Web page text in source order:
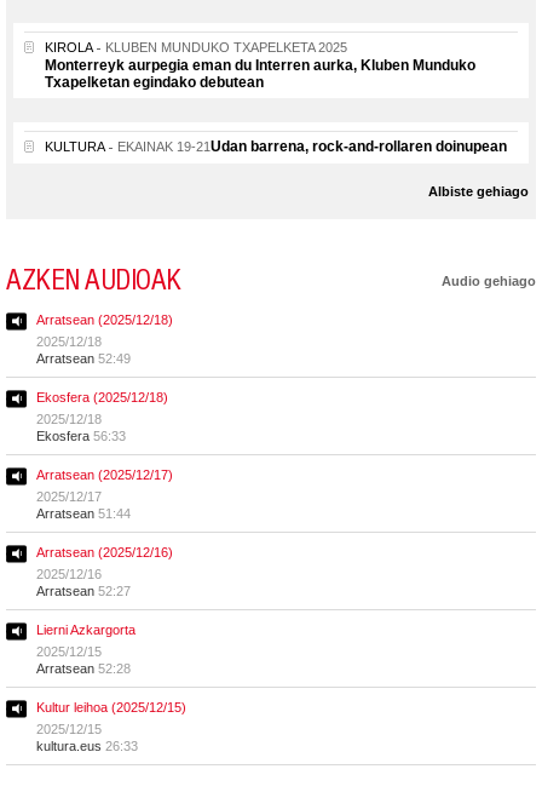
KIROLA KLUBEN MUNDUKO TXAPELKETA 2025
Monterreyk aurpegia eman du Interren aurka, Kluben Munduko
Txapelketan egindako debutean
KULTURA EKAINAK 19-21Udan barrena, rock-and-rollaren doinupean
Albiste gehiago
AZKEN AUDIOAK Audio gehiago
Arratsean (2025/12/18)
2025/12/18
Arratsean 52:49
Ekosfera (2025/12/18)
2025/12/18
Ekosfera 56:33
Arratsean (2025/12/17)
2025/12/17
Arratsean 51:44
Arratsean (2025/12/16)
2025/12/16
Arratsean 52:27
Lierni Azkargorta
2025/12/15
Arratsean 52:28
Kultur leihoa (2025/12/15)
2025/12/15
kultura.eus 26:33